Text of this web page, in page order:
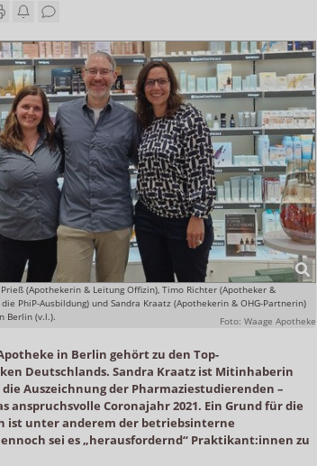
(Apothekerin & Leitung Offizin), Timo Richter (Apotheker &
PhiP-Ausbildung) und Sandra Kraatz (Apothekerin & OHG-Partnerin)
Berlin (v.l.).
Foto: Waage Apotheke
in Berlin gehört zu den Top-
Deutschlands. Sandra Kraatz ist Mitinhaberin
Auszeichnung der Pharmaziestudierenden –
anspruchsvolle Coronajahr 2021. Ein Grund für die
ist unter anderem der betriebsinterne
sei es „herausfordernd“ Praktikant:innen zu